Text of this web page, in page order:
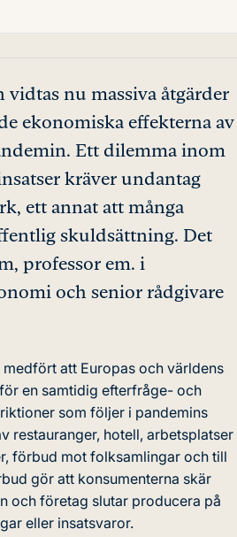
vidtas nu massiva åtgärder
ekonomiska effekterna av
Ett dilemma inom
kräver undantag
ett annat att många
skuldsättning. Det
professor em. i
och senior rådgivare
att Europas och världens
en samtidig efterfråge- och
som följer i pandemins
restauranger, hotell, arbetsplatser
förbud mot folksamlingar och till
gör att konsumenterna skär
och företag slutar producera på
eller insatsvaror.